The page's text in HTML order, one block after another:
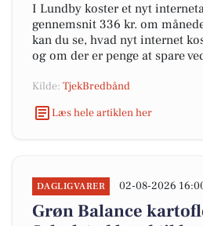
I Lundby koster et nyt
gennemsnit 336 kr. om
kan du se, hvad nyt internet
og om der er penge at spare
Kilde: TjekBredbånd
Læs hele artiklen her
DAGLIGVARER 02-08-2026
Grøn Balance